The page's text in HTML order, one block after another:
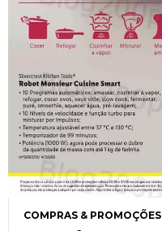
COMPRAS & PROMOÇÕES